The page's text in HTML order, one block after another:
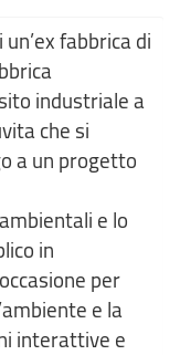
fabbrica di
industriale a
che si
a un progetto
e lo
in
per
e la
interattive e